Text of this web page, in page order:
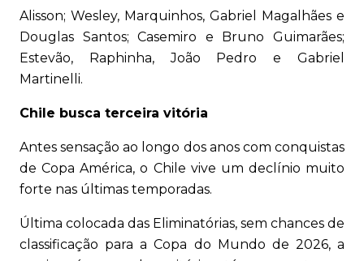
Alisson; Wesley, Marquinhos, Gabriel Magalhães e
Douglas Santos; Casemiro e Bruno Guimarães;
Estevão, Raphinha, João Pedro e Gabriel
Martinelli.
Chile busca terceira vitória
Antes sensação ao longo dos anos com conquistas
de Copa América, o Chile vive um declínio muito
forte nas últimas temporadas.
Última colocada das Eliminatórias, sem chances de
classificação para a Copa do Mundo de 2026, a